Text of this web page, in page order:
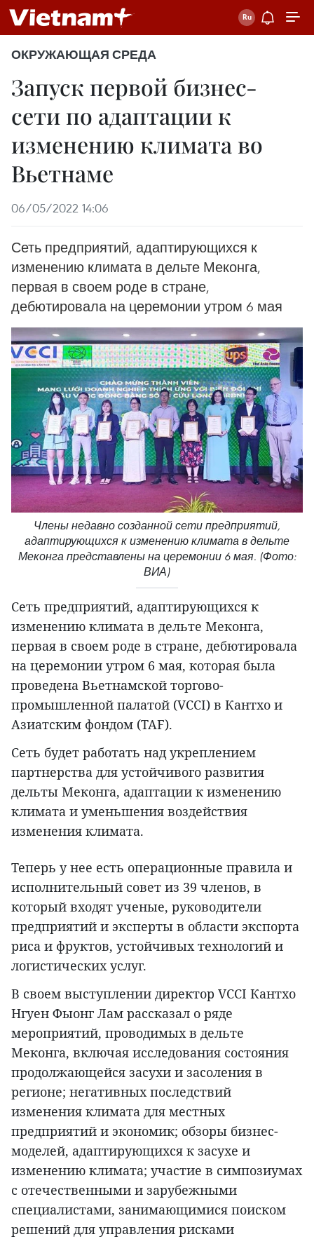
ОКРУЖАЮЩАЯ СРЕДА
Запуск первой бизнес-
сети по адаптации к
изменению климата во
Вьетнаме
06/05/2022 14:06
Сеть предприятий, адаптирующихся к
изменению климата в дельте Меконга,
первая в своем роде в стране,
дебютировала на церемонии утром 6 мая
Члены недавно созданной сети предприятий,
адаптирующихся к изменению климата в дельте
Меконга представлены на церемонии 6 мая. (Фото:
ВИА)
Сеть предприятий, адаптирующихся к
изменению климата в дельте Меконга,
первая в своем роде в стране, дебютировала
на церемонии утром 6 мая, которая была
проведена Вьетнамской торгово-
промышленной палатой (VCCI) в Кантхо и
Азиатским фондом (TAF).
Сеть будет работать над укреплением
партнерства для устойчивого развития
дельты Меконга, адаптации к изменению
климата и уменьшения воздействия
изменения климата.
Теперь у нее есть операционные правила и
исполнительный совет из 39 членов, в
который входят ученые, руководители
предприятий и эксперты в области экспорта
риса и фруктов, устойчивых технологий и
логистических услуг.
В своем выступлении директор VCCI Кантхо
Нгуен Фыонг Лам рассказал о ряде
мероприятий, проводимых в дельте
Меконга, включая исследования состояния
продолжающейся засухи и засоления в
регионе; негативных последствий
изменения климата для местных
предприятий и экономик; обзоры бизнес-
моделей, адаптирующихся к засухе и
изменению климата; участие в симпозиумах
с отечественными и зарубежными
специалистами, занимающимися поиском
решений для управления рисками